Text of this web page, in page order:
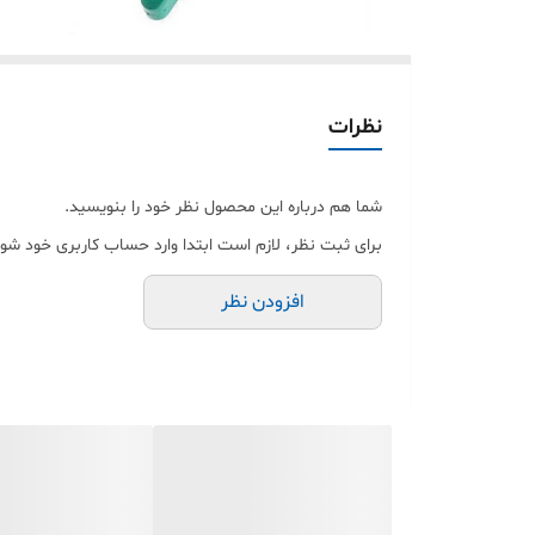
نظرات
شما هم درباره این محصول نظر خود را بنویسید.
برای ثبت نظر، لازم است ابتدا وارد حساب کاربری خود
افزودن نظر